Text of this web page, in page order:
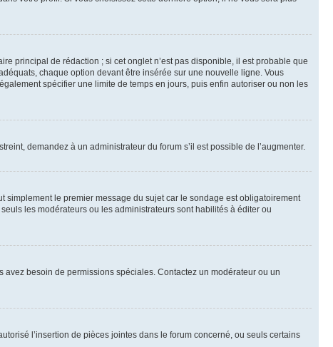
principal de rédaction ; si cet onglet n’est pas disponible, il est probable que
chaque option devant être insérée sur une nouvelle ligne. Vous
spécifier une limite de temps en jours, puis enfin autoriser ou non les
demandez à un administrateur du forum s’il est possible de l’augmenter.
le premier message du sujet car le sondage est obligatoirement
les modérateurs ou les administrateurs sont habilités à éditer ou
besoin de permissions spéciales. Contactez un modérateur ou un
l’insertion de pièces jointes dans le forum concerné, ou seuls certains